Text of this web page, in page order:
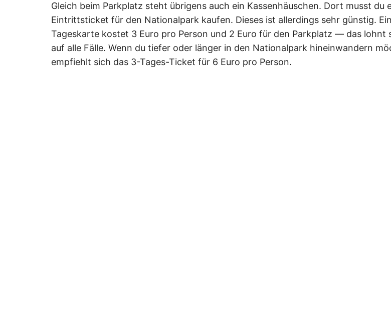
Gleich beim Parkplatz steht übrigens auch ein Kassenhäuschen. Dort musst du
Eintrittsticket für den Nationalpark kaufen. Dieses ist allerdings sehr günstig.
Tageskarte kostet 3 Euro pro Person und 2 Euro für den Parkplatz — das lohnt
auf alle Fälle. Wenn du tiefer oder länger in den Nationalpark hineinwandern
empfiehlt sich das 3-Tages-Ticket für 6 Euro pro Person.